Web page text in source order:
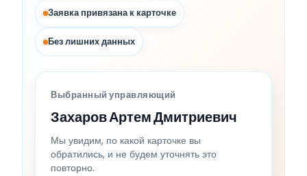
Заявка привязана к карточке
Без лишних данных
Выбранный управляющий
Захаров Артем Дмитриевич
Мы увидим, по какой карточке вы
обратились, и не будем уточнять это
повторно.